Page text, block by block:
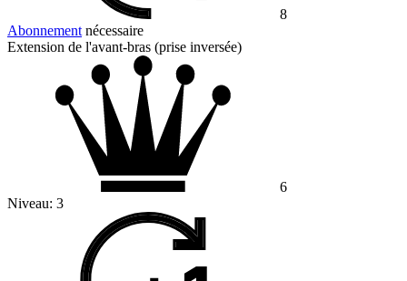
8
Abonnement nécessaire
Extension de l'avant-bras (prise inversée)
6
Niveau: 3